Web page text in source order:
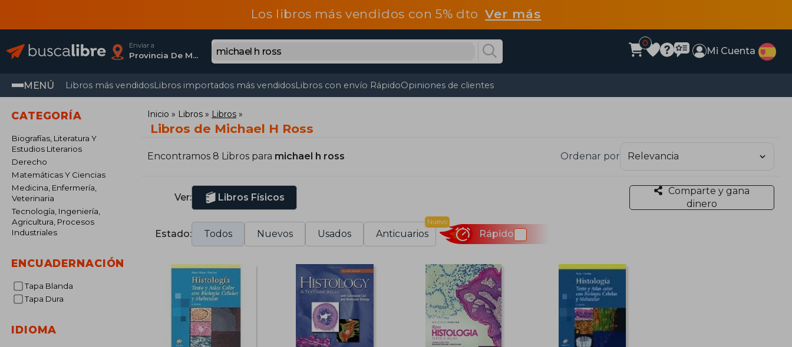
Los libros más vendidos con 5% dtoVer más
Enviar a
Provincia De Madrid
0
Mi Cuenta
MENÚ Libros más vendidosLibros importados más vendidosLibros con envío RápidoOpiniones de clientes
CATEGORÍA
Biografías, Literatura Y
Estudios Literarios
Derecho
Matemáticas Y Ciencias
Medicina, Enfermería,
Veterinaria
Tecnología, Ingeniería,
Agricultura, Procesos
Industriales
ENCUADERNACIÓN
Tapa Blanda
Tapa Dura
IDIOMA
Inicio Libros Libros
Libros de Michael H Ross
Encontramos 8 Libros para michael h ross Ordenar por
Ver: Libros Físicos
Comparte y gana
dinero
Estado: Todos Nuevos Usados Anticuarios
Nuevo
Rápido